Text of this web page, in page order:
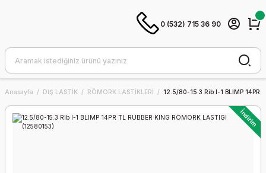
0 (532) 715 36 90
Anasayfa DIŞ LASTİK RÖMORK LASTİKLERİ 12.5/80-15.3 Rib I-1 BLIMP 14PR
İndirim